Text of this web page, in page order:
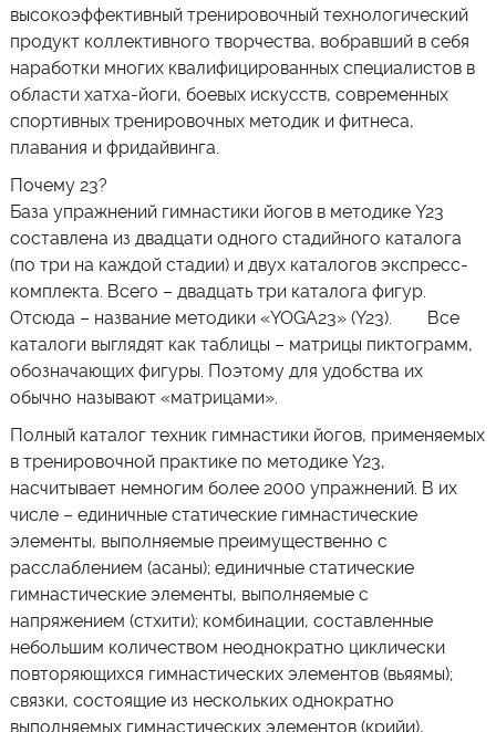
высокоэффективный тренировочный технологический
продукт коллективного творчества, вобравший в себя
наработки многих квалифицированных специалистов в
области хатха-йоги, боевых искусств, современных
спортивных тренировочных методик и фитнеса,
плавания и фридайвинга.
Почему 23?
База упражнений гимнастики йогов в методике Y23
составлена из двадцати одного стадийного каталога
(по три на каждой стадии) и двух каталогов экспресс-
комплекта. Всего – двадцать три каталога фигур.
Отсюда – название методики «YOGA23» (Y23). Все
каталоги выглядят как таблицы – матрицы пиктограмм,
обозначающих фигуры. Поэтому для удобства их
обычно называют «матрицами».
Полный каталог техник гимнастики йогов, применяемых
в тренировочной практике по методике Y23,
насчитывает немногим более 2000 упражнений. В их
числе – единичные статические гимнастические
элементы, выполняемые преимущественно с
расслаблением (асаны); единичные статические
гимнастические элементы, выполняемые с
напряжением (стхити); комбинации, составленные
небольшим количеством неоднократно циклически
повторяющихся гимнастических элементов (вьяямы);
связки, состоящие из нескольких однократно
выполняемых гимнастических элементов (крийи),